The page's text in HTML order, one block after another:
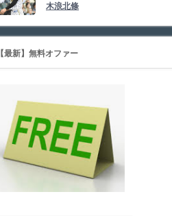
木浪北條
【最新】無料オファー